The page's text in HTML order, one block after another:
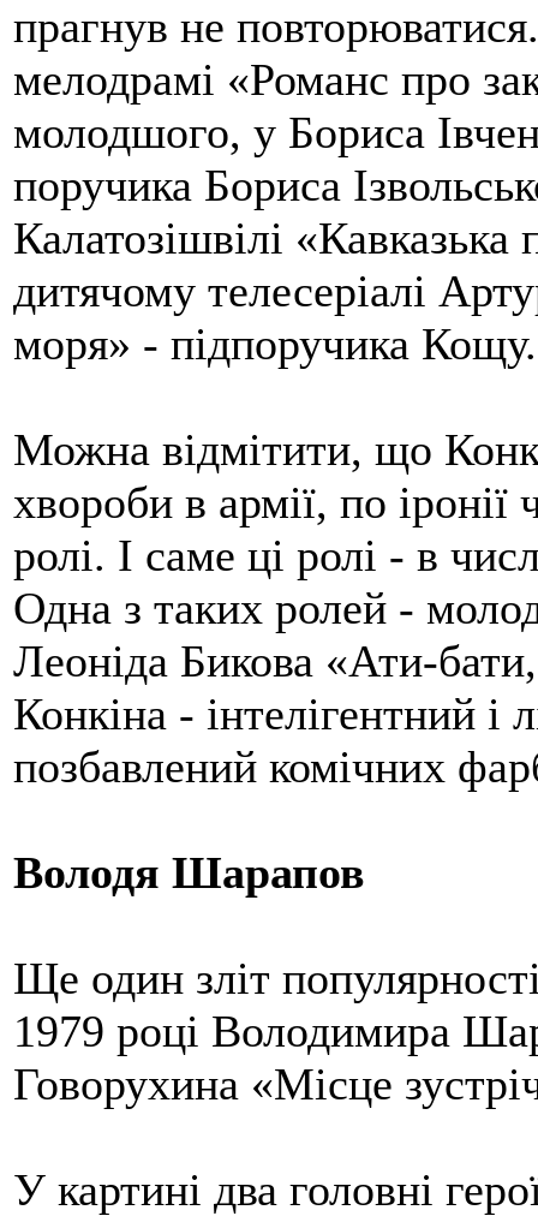
прагнув не
мелодрамі «Романс про
молодшого, у Бориса
поручика Бориса
Калатозішвілі
дитячому телесеріалі
моря» - підпоручика Кощу.
Можна відмітити, що
хвороби в армії, по іронії
ролі. І саме ці ролі - в
Одна з таких ролей -
Леоніда Бикова «Ати-
Конкіна - інтелігентний і
позбавлений комічних
Володя Шарапов
Ще один зліт
1979 році Володимира
Говорухина «Місце
У картині два головні